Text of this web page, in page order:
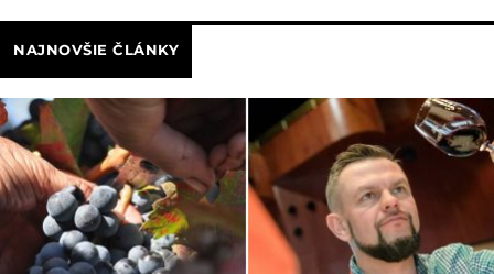
NAJNOVŠIE ČLÁNKY